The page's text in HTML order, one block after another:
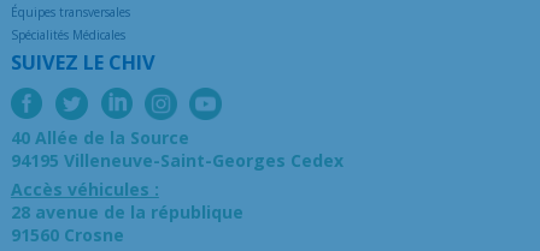
Équipes transversales
Spécialités Médicales
SUIVEZ LE CHIV
40 Allée de la Source
94195 Villeneuve-Saint-Georges Cedex
Accès véhicules :
28 avenue de la république
91560 Crosne